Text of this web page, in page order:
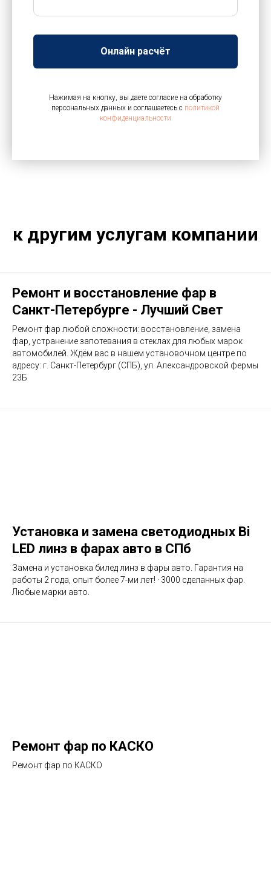
Онлайн расчёт
Нажимая на кнопку, вы даете согласие на обработку
персональных данных и соглашаетесь c политикой
конфиденциальности
к другим услугам компании
Ремонт и восстановление фар в
Санкт-Петербурге - Лучший Свет
Ремонт фар любой сложности: восстановление, замена
фар, устранение запотевания в стеклах для любых марок
автомобилей. Ждём вас в нашем установочном центре по
адресу: г. Санкт-Петербург (СПБ), ул. Александровской фермы
23Б
Установка и замена светодиодных Bi
LED линз в фарах авто в СПб
Замена и установка билед линз в фары авто. Гарантия на
работы 2 года, опыт более 7-ми лет! · 3000 сделанных фар.
Любые марки авто.
Ремонт фар по КАСКО
Ремонт фар по КАСКО